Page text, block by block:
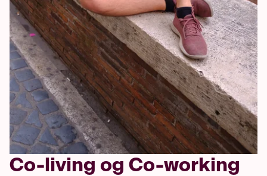
Co-living og Co-working